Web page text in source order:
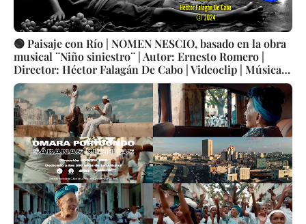
🟢 Paisaje con Río | NOMEN NESCIO, basado en la obra
musical ¨Niño siniestro¨ | Autor: Ernesto Romero |
Director: Héctor Falagán De Cabo | Videoclip | Música
Pop Rock Cubana | Artistas Cubanos | Instrumental |
CUBA